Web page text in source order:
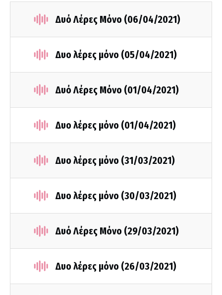
Δυό Λέρες Μόνο (06/04/2021)
Δυο λέρες μόνο (05/04/2021)
Δυό Λέρες Μόνο (01/04/2021)
Δυο λέρες μόνο (01/04/2021)
Δυο λέρες μόνο (31/03/2021)
Δυο λέρες μόνο (30/03/2021)
Δυό Λέρες Μόνο (29/03/2021)
Δυο λέρες μόνο (26/03/2021)